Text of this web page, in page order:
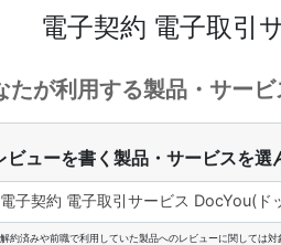
電子契約 電子取引
たが利用する製品・サー
ビューを書く製品・サービスを選
電子契約 電子取引サービス DocYou(ド
約済みや前職で利用していた製品へのレビューに関しては対